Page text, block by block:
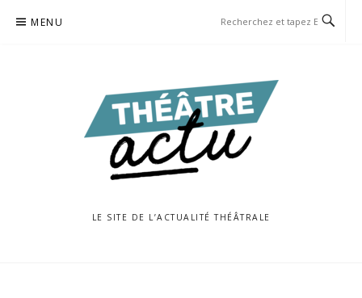
MENU
LE SITE DE L’ACTUALITÉ THÉÂTRALE